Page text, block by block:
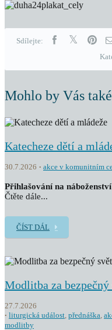
Sdílejte:
Mohlo by Vás
Katecheze dětí a
30.7.2026 akce v komunitním
Přihlašování na náboženství
Čtěte dále...
ČÍST DÁL
Modlitba za bezpečný
27.7.2026
liturgická událost, přednáška,
modlitby